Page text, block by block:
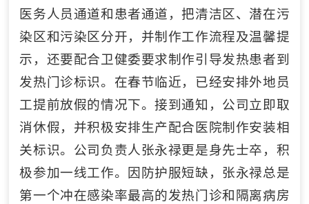
医务人员通道和患者通道，把清洁区、潜在污
染区和污染区分开，并制作工作流程及温馨提
示，还要配合卫健委要求制作引导发热患者到
发热门诊标识。在春节临近，已经安排外地员
工提前放假的情况下。接到通知，公司立即取
消休假，并积极安排生产配合医院制作安装相
关标识。公司负责人张永禄更是身先士卒，积
极参加一线工作。因防护服短缺，张永禄总是
第一个冲在感染率最高的发热门诊和隔离病房